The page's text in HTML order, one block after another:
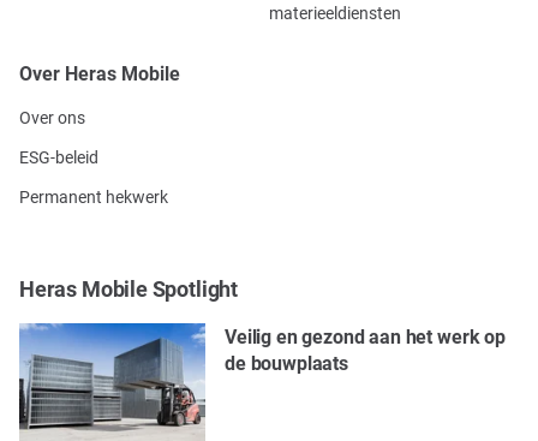
materieeldiensten
Over Heras Mobile
Over ons
ESG-beleid
Permanent hekwerk
Heras Mobile Spotlight
Veilig en gezond aan het werk op
de bouwplaats